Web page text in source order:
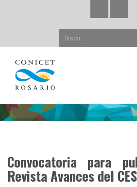
Convocatoria para
Revista Avances del